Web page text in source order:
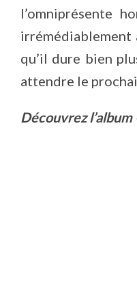
l’omniprésente
irrémédiablement
qu’il dure bien
attendre le
Découvrez